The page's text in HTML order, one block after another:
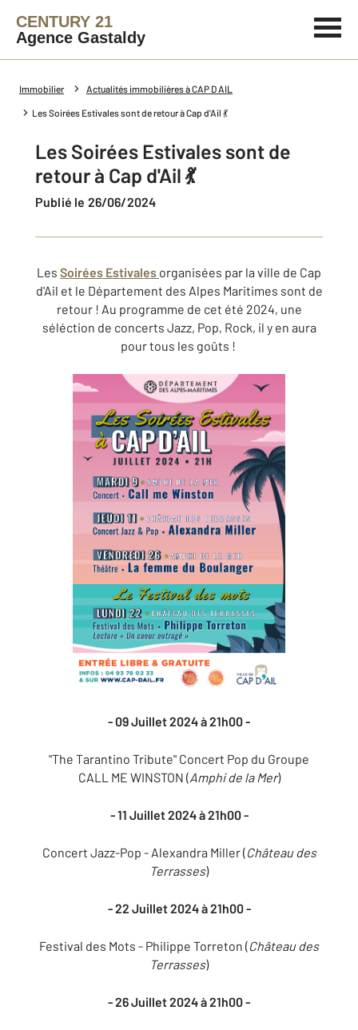
CENTURY 21
Agence Gastaldy
Immobilier Actualités immobilières à CAP D AIL
Les Soirées Estivales sont de retour à Cap d'Ail 💃
Les Soirées Estivales sont de
retour à Cap d'Ail 💃
Publié le 26/06/2024
Les Soirées Estivales organisées par la ville de Cap
d'Ail et le Département des Alpes Maritimes sont de
retour ! Au programme de cet été 2024, une
séléction de concerts Jazz, Pop, Rock, il y en aura
pour tous les goûts !
- 09 Juillet 2024 à 21h00 -
"The Tarantino Tribute" Concert Pop du Groupe
CALL ME WINSTON (Amphi de la Mer)
- 11 Juillet 2024 à 21h00 -
Concert Jazz-Pop - Alexandra Miller (Château des
Terrasses)
- 22 Juillet 2024 à 21h00 -
Festival des Mots - Philippe Torreton (Château des
Terrasses)
- 26 Juillet 2024 à 21h00 -